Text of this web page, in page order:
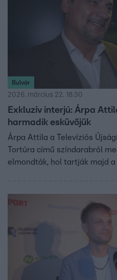
Bulvár
2026. március 22. 18:30
Exkluzív interjú: Árpa
harmadik esküvőjük
Árpa Attila a Televíziós
Tortúra című színdarabról
elmondták, hol tartják majd